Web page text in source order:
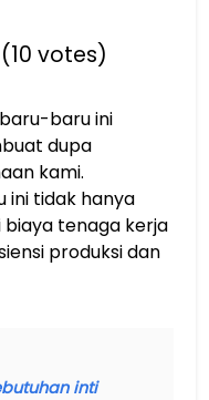
votes)
baru ini
dupa
kami.
ini tidak hanya
tenaga kerja
produksi dan
inti